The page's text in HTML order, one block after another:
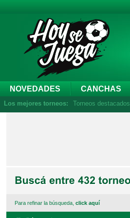
NOVEDADES CANCHAS
Los mejores torneos: Torneos destacados
Para refinar la búsqueda, click aquí